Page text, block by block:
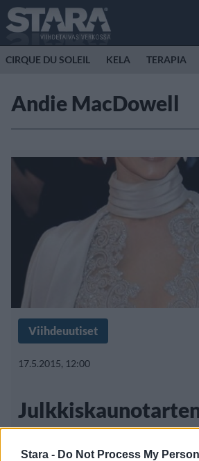
Stara - Do Not Process My
CIRQUE DU SOLEIL KELA TERAPIA
Andie MacDowell
Viihdeuutiset
17.5.2015, 12:00